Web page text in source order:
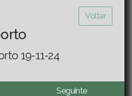
Voltar
19-11-24
Seguinte